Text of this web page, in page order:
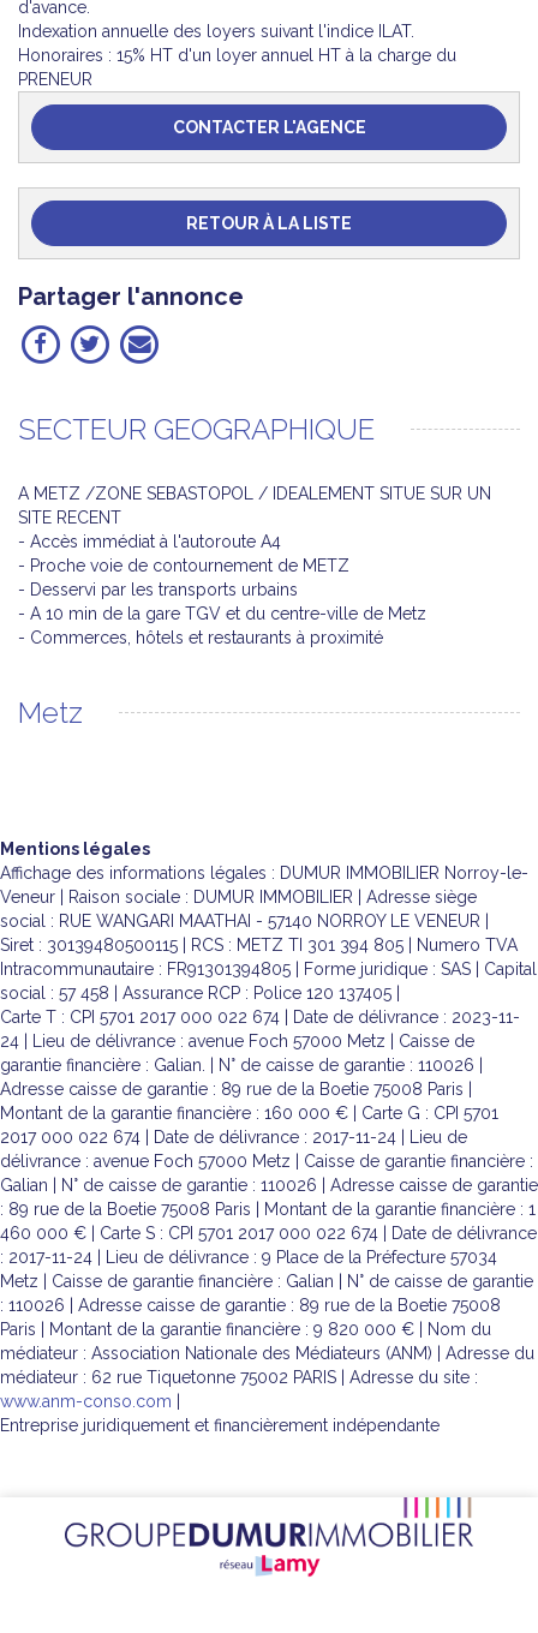
d'avance.
Indexation annuelle des loyers suivant l'indice ILAT.
Honoraires : 15% HT d'un loyer annuel HT à la charge du
PRENEUR
CONTACTER L'AGENCE
RETOUR À LA LISTE
Partager l'annonce
SECTEUR GEOGRAPHIQUE
A METZ /ZONE SEBASTOPOL / IDEALEMENT SITUE SUR UN
SITE RECENT
- Accès immédiat à l'autoroute A4
- Proche voie de contournement de METZ
- Desservi par les transports urbains
- A 10 min de la gare TGV et du centre-ville de Metz
- Commerces, hôtels et restaurants à proximité
Metz
Mentions légales
Affichage des informations légales : DUMUR IMMOBILIER Norroy-le-
Veneur | Raison sociale : DUMUR IMMOBILIER | Adresse siège
social : RUE WANGARI MAATHAI - 57140 NORROY LE VENEUR |
Siret : 30139480500115 | RCS : METZ TI 301 394 805 | Numero TVA
Intracommunautaire : FR91301394805 | Forme juridique : SAS | Capital
social : 57 458 | Assurance RCP : Police 120 137405 |
Carte T : CPI 5701 2017 000 022 674 | Date de délivrance : 2023-11-
24 | Lieu de délivrance : avenue Foch 57000 Metz | Caisse de
garantie financière : Galian. | N° de caisse de garantie : 110026 |
Adresse caisse de garantie : 89 rue de la Boetie 75008 Paris |
Montant de la garantie financière : 160 000 € | Carte G : CPI 5701
2017 000 022 674 | Date de délivrance : 2017-11-24 | Lieu de
délivrance : avenue Foch 57000 Metz | Caisse de garantie financière :
Galian | N° de caisse de garantie : 110026 | Adresse caisse de garantie
: 89 rue de la Boetie 75008 Paris | Montant de la garantie financière : 1
460 000 € | Carte S : CPI 5701 2017 000 022 674 | Date de délivrance
: 2017-11-24 | Lieu de délivrance : 9 Place de la Préfecture 57034
Metz | Caisse de garantie financière : Galian | N° de caisse de garantie
: 110026 | Adresse caisse de garantie : 89 rue de la Boetie 75008
Paris | Montant de la garantie financière : 9 820 000 € | Nom du
médiateur : Association Nationale des Médiateurs (ANM) | Adresse du
médiateur : 62 rue Tiquetonne 75002 PARIS | Adresse du site :
www.anm-conso.com
Entreprise juridiquement et financièrement indépendante